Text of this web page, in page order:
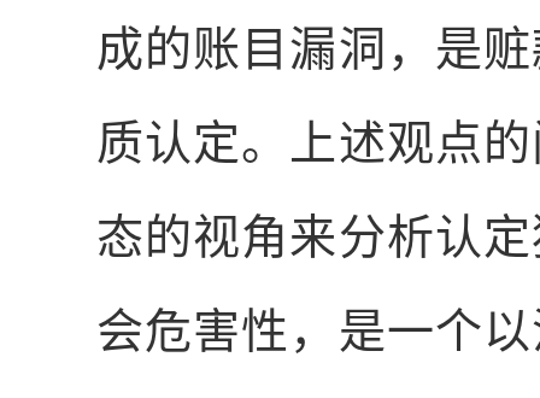
成的账目漏洞，是
质认定。上述观点
态的视角来分析认
会危害性，是一个